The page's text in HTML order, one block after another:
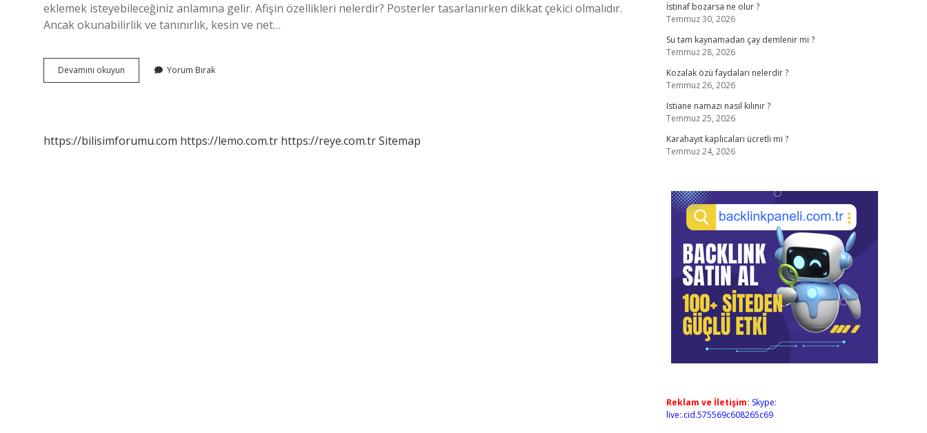
eklemek isteyebileceğiniz anlamına gelir. Afişin özellikleri nelerdir? Posterler tasarlanırken dikkat çekici olmalıdır.
Ancak okunabilirlik ve tanınırlık, kesin ve net…
Devamını okuyun
Olması
Yorum Bırak
https://bilisimforumu.com https://lemo.com.tr https://reye.com.trSitemap
İstinaf bozarsa ne olur ?
Temmuz 30, 2026
Su tam kaynamadan çay demlenir mi ?
Temmuz 28, 2026
Kozalak özü faydaları nelerdir ?
Temmuz 26, 2026
Istiane namazı nasıl kılınır ?
Temmuz 25, 2026
Karahayıt kaplıcaları ücretli mi ?
Temmuz 24, 2026
Reklam ve İletişim: Skype:
live:.cid.575569c608265c69